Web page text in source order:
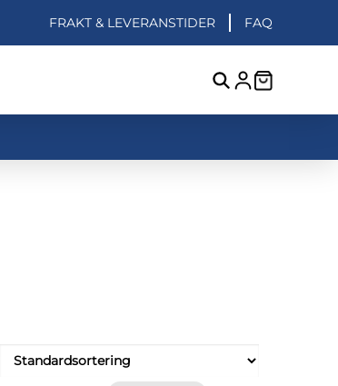
FRAKT & LEVERANSTIDER FAQ